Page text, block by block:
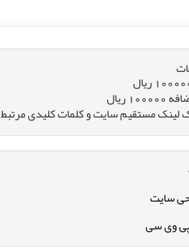
ریال
لینک مستقیم سایت و کلمات کلیدی مرتبط
سایت
وی سی